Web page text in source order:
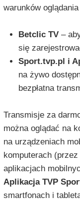
warunków
Betclic TV–
się
Sport.tvp.pl i
na żywo
bezpłatna
Transmisje za
można oglądać na
na urządzeniach
komputerach
aplikacjach
Aplikacja TVP
smartfonach i